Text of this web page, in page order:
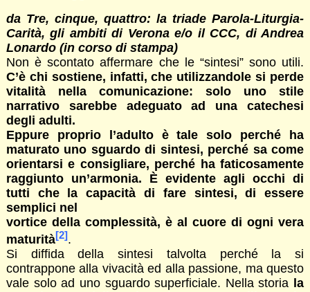
da Tre, cinque, quattro: la triade Parola-Liturgia-
Carità, gli ambiti di Verona e/o il CCC, di Andrea
Lonardo (in corso di stampa)
Non è scontato affermare che le “sintesi” sono utili.
C’è chi sostiene, infatti, che utilizzandole si perde
vitalità nella comunicazione: solo uno stile
narrativo sarebbe adeguato ad una catechesi
degli adulti.
Eppure proprio l’adulto è tale solo perché ha
maturato uno sguardo di sintesi, perché sa come
orientarsi e consigliare, perché ha faticosamente
raggiunto un’armonia. È evidente agli occhi di
tutti che la capacità di fare sintesi, di essere
semplici nel
vortice della complessità, è al cuore di ogni vera
maturità[2].
Si diffida della sintesi talvolta perché la si
contrappone alla vivacità ed alla passione, ma questo
vale solo ad uno sguardo superficiale. Nella storia la